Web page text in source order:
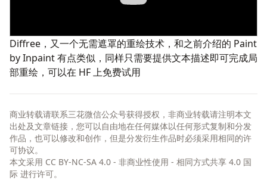
Diffree ，又一个无需遮罩的重绘技术，和之前介绍的 Paint
by Inpaint有点类似，同样只需要提供文本描述即可完成局
部重绘，可以在 HF 上免费试用
商业转载请联系三花微信公众号获得授权，非商业转载请注明本文
出处及文章链接，您可以自由地在任何媒体以任何形式复制和分发
作品，也可以修改和创作，但是分发衍生作品时必须采用相同的许
可协议。
本文采用 CC BY-NC-SA 4.0 - 非商业性使用 - 相同方式共享 4.0 国
际 进行许可。